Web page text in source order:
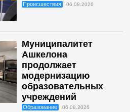
Происшествия 06.08.2026
Муниципалитет
Ашкелона
продолжает
модернизацию
образовательных
учреждений
Образование 06.08.2026